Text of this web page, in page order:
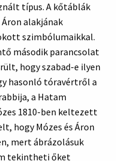
típus. A kőtáblák
alakjának
szimbólumaikkal.
második parancsolat
hogy szabad-e ilyen
hasonló tóravértről a
a Hatam
1810-ben keltezett
hogy Mózes és Áron
mert ábrázolásuk
tekintheti őket